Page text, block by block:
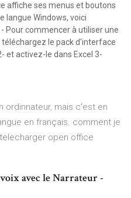
affiche ses menus et boutons
langue Windows, voici
Pour commencer à utiliser une
le pack d'interface
et activez-le dans Excel 3-
ordinnateur, mais c'est en
en français. comment je
open office
avec le Narrateur -